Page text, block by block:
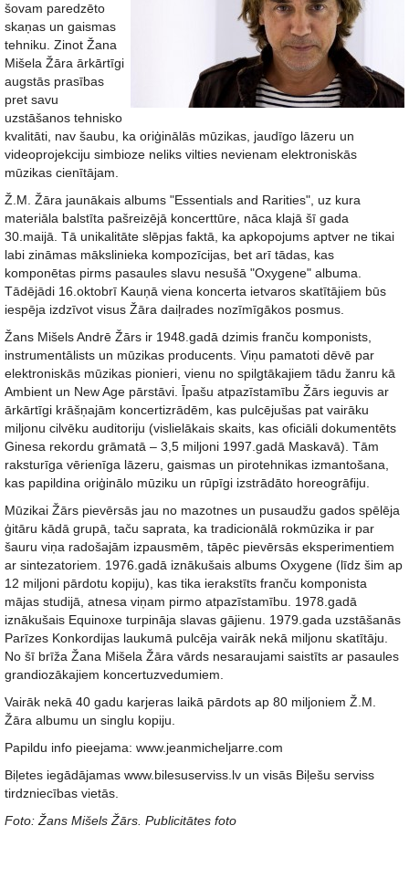
šovam paredzēto
skaņas un gaismas
tehniku. Zinot Žana
Mišela Žāra ārkārtīgi
augstās prasības
pret savu
uzstāšanos tehnisko
kvalitāti, nav šaubu, ka oriģinālās mūzikas, jaudīgo lāzeru un
videoprojekciju simbioze neliks vilties nevienam elektroniskās
mūzikas cienītājam.
Ž.M. Žāra jaunākais albums "Essentials and Rarities", uz kura
materiāla balstīta pašreizējā koncerttūre, nāca klajā šī gada
30.maijā. Tā unikalitāte slēpjas faktā, ka apkopojums aptver ne tikai
labi zināmas mākslinieka kompozīcijas, bet arī tādas, kas
komponētas pirms pasaules slavu nesušā "Oxygene" albuma.
Tādējādi 16.oktobrī Kauņā viena koncerta ietvaros skatītājiem būs
iespēja izdzīvot visus Žāra daiļrades nozīmīgākos posmus.
Žans Mišels Andrē Žārs ir 1948.gadā dzimis franču komponists,
instrumentālists un mūzikas producents. Viņu pamatoti dēvē par
elektroniskās mūzikas pionieri, vienu no spilgtākajiem tādu žanru kā
Ambient un New Age pārstāvi. Īpašu atpazīstamību Žārs ieguvis ar
ārkārtīgi krāšņajām koncertizrādēm, kas pulcējušas pat vairāku
miljonu cilvēku auditoriju (vislielākais skaits, kas oficiāli dokumentēts
Ginesa rekordu grāmatā – 3,5 miljoni 1997.gadā Maskavā). Tām
raksturīga vērienīga lāzeru, gaismas un pirotehnikas izmantošana,
kas papildina oriģinālo mūziku un rūpīgi izstrādāto horeogrāfiju.
Mūzikai Žārs pievērsās jau no mazotnes un pusaudžu gados spēlēja
ģitāru kādā grupā, taču saprata, ka tradicionālā rokmūzika ir par
šauru viņa radošajām izpausmēm, tāpēc pievērsās eksperimentiem
ar sintezatoriem. 1976.gadā iznākušais albums Oxygene (līdz šim ap
12 miljoni pārdotu kopiju), kas tika ierakstīts franču komponista
mājas studijā, atnesa viņam pirmo atpazīstamību. 1978.gadā
iznākušais Equinoxe turpināja slavas gājienu. 1979.gada uzstāšanās
Parīzes Konkordijas laukumā pulcēja vairāk nekā miljonu skatītāju.
No šī brīža Žana Mišela Žāra vārds nesaraujami saistīts ar pasaules
grandiozākajiem koncertuzvedumiem.
Vairāk nekā 40 gadu karjeras laikā pārdots ap 80 miljoniem Ž.M.
Žāra albumu un singlu kopiju.
Papildu info pieejama: www.jeanmicheljarre.com
Biļetes iegādājamas www.bilesuserviss.lv un visās Biļešu serviss
tirdzniecības vietās.
Foto: Žans Mišels Žārs. Publicitātes foto